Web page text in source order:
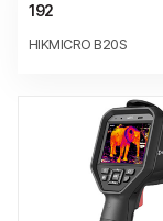
192
HIKMICRO B20S